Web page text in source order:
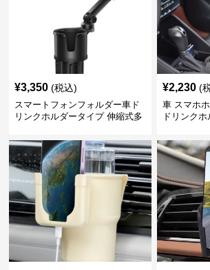
¥3,350 (税込)
スマートフォンフォルダー車ド
リンクホルダータイプ 伸縮式多
¥2,230 (
車 スマホ
ドリンク